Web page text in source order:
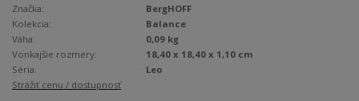
Značka:
BergHOFF
Kolekcia:
Balance
Váha:
0,09 kg
Vonkajšie rozmery:
18,40 x 18,40 x 1,10 cm
Séria:
Leo
Strážiť cenu / dostupnosť